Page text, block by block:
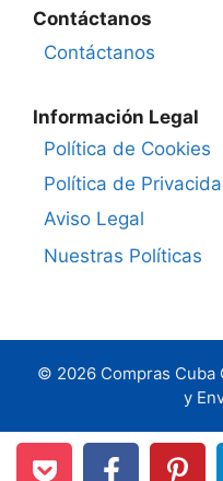
Contáctanos
Contáctanos
Información Legal
Política de Cookies
Política de
Aviso Legal
Nuestras Políticas
© 2026 Compras Cuba
y